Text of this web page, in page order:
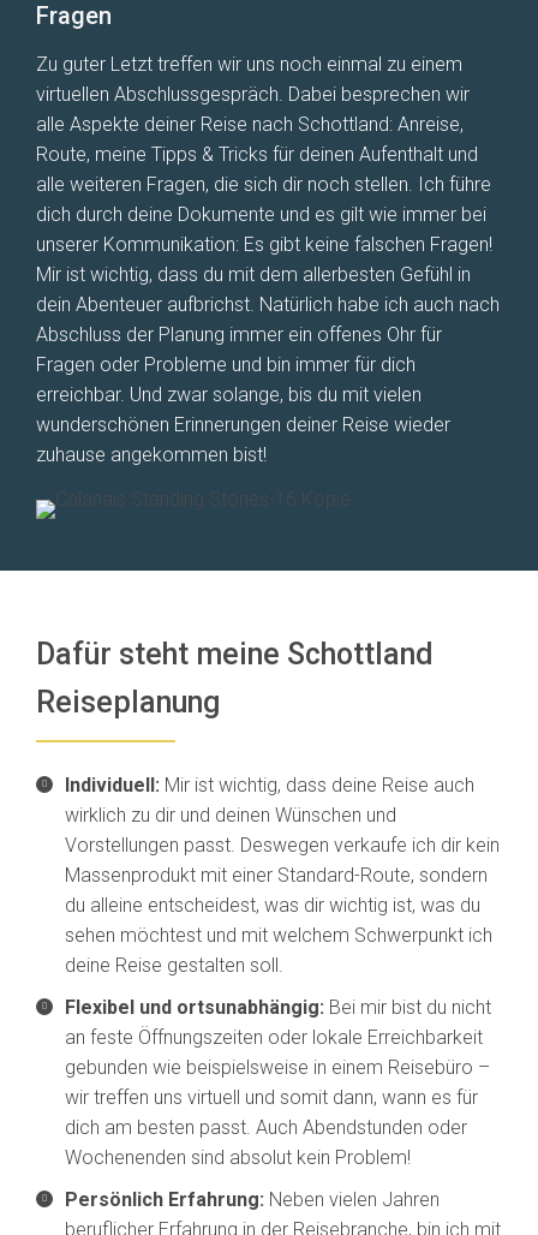
Fragen
Zu guter Letzt treffen wir uns noch einmal zu einem
virtuellen Abschlussgespräch. Dabei besprechen wir
alle Aspekte deiner Reise nach Schottland: Anreise,
Route, meine Tipps & Tricks für deinen Aufenthalt und
alle weiteren Fragen, die sich dir noch stellen. Ich führe
dich durch deine Dokumente und es gilt wie immer bei
unserer Kommunikation: Es gibt keine falschen Fragen!
Mir ist wichtig, dass du mit dem allerbesten Gefühl in
dein Abenteuer aufbrichst. Natürlich habe ich auch nach
Abschluss der Planung immer ein offenes Ohr für
Fragen oder Probleme und bin immer für dich
erreichbar. Und zwar solange, bis du mit vielen
wunderschönen Erinnerungen deiner Reise wieder
zuhause angekommen bist!
Dafür steht meine Schottland
Reiseplanung
Individuell: Mir ist wichtig, dass deine Reise auch
wirklich zu dir und deinen Wünschen und
Vorstellungen passt. Deswegen verkaufe ich dir kein
Massenprodukt mit einer Standard-Route, sondern
du alleine entscheidest, was dir wichtig ist, was du
sehen möchtest und mit welchem Schwerpunkt ich
deine Reise gestalten soll.
Flexibel und ortsunabhängig: Bei mir bist du nicht
an feste Öffnungszeiten oder lokale Erreichbarkeit
gebunden wie beispielsweise in einem Reisebüro –
wir treffen uns virtuell und somit dann, wann es für
dich am besten passt. Auch Abendstunden oder
Wochenenden sind absolut kein Problem!
Persönlich Erfahrung: Neben vielen Jahren
beruflicher Erfahrung in der Reisebranche, bin ich mit